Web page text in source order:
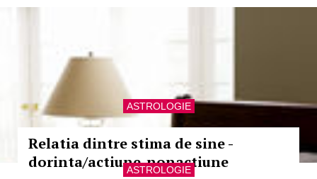
ASTROLOGIE
Relatia dintre stima de sine -
dorinta/actiune-nonactiune
ASTROLOGIE